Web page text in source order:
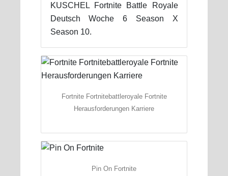
KUSCHEL Fortnite Battle Royale
Deutsch Woche 6 Season X
Season 10.
Fortnite Fortnitebattleroyale Fortnite
Herausforderungen Karriere
Pin On Fortnite